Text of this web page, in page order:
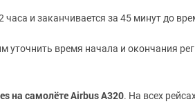
часа и заканчивается за 45 минут до
уточнить время начала и окончания
на самолёте Airbus A320. На всех